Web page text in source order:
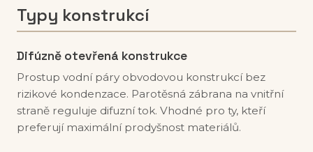
Typy konstrukcí
Difúzně otevřená konstrukce
Prostup vodní páry obvodovou konstrukcí bez
rizikové kondenzace. Parotěsná zábrana na vnitřní
straně reguluje difuzní tok. Vhodné pro ty, kteří
preferují maximální prodyšnost materiálů.